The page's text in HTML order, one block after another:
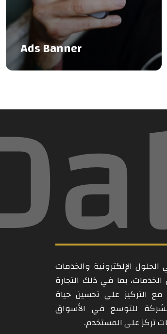
Ads Banner
الإلكترونية والخدمات
بما في ذلك التجارة
مع التركيز على تحسين حياة
للتوسع في الأسواق
تركز على المستخدم.